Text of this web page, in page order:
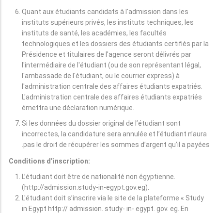
Quant aux étudiants candidats à l'admission dans les
instituts supérieurs privés, les instituts techniques, les
instituts de santé, les académies, les facultés
technologiques et les dossiers des étudiants certifiés par la
Présidence et titulaires de l'agence seront délivrés par
l'intermédiaire de l'étudiant (ou de son représentant légal,
l'ambassade de l'étudiant, ou le courrier express) à
l'administration centrale des affaires étudiants expatriés.
L'administration centrale des affaires étudiants expatriés
émettra une déclaration numérique.
Si les données du dossier original de l’étudiant sont
incorrectes, la candidature sera annulée et l’étudiant n’aura
pas le droit de récupérer les sommes d’argent qu’il a payées.
Conditions d’inscription:
L’étudiant doit être de nationalité non égyptienne.
(http://admission.study-in-egypt.gov.eg).
L'étudiant doit s’inscrire via le site de la plateforme « Study
in Egypt http:// admission. study- in- egypt. gov. eg. En